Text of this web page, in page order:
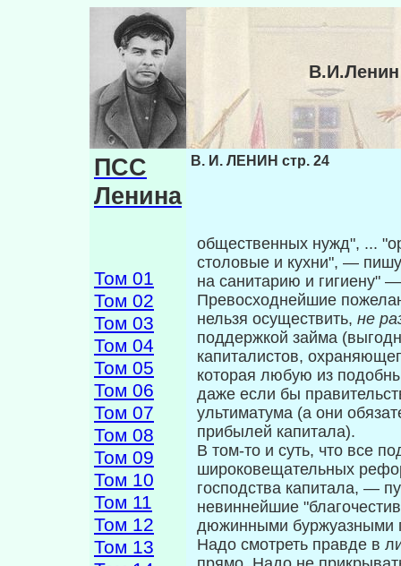
ПСС
Ленина
Том 01
Том 02
Том 03
Том 04
Том 05
Том 06
Том 07
Том 08
Том 09
Том 10
Том 11
Том 12
Том 13
В. И. ЛЕНИН стр. 24
общественных нужд", ...
столовые и кухни", —
на санитарию и ги­гиену"
Превосходнейшие
нельзя осу­ществить, не
поддержкой займа
капиталистов,
которая любую из
даже если бы
ультиматума (а они
прибылей капитала).
В том-то и суть, что все
широковеща­тельных
господства капитала, —
невиннейшие
дюжинными буржуазными
Надо смотреть правде в